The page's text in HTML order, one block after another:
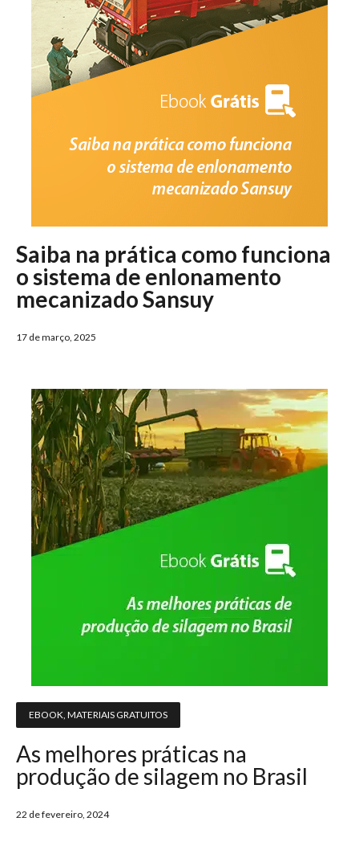
Saiba na prática como funciona
o sistema de enlonamento
mecanizado Sansuy
17 de março, 2025
EBOOK MATERIAIS GRATUITOS
As melhores práticas na
produção de silagem no Brasil
22 de fevereiro, 2024